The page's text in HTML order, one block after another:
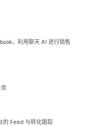
，利用聊天 AI 进行销售
的 Feed 与转化跟踪